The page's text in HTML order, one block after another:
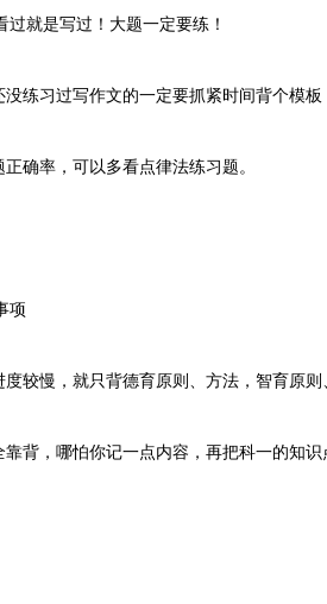
过就是写过！大题一定要练！
习过写作文的一定要抓紧时间背个模板
率，可以多看点律法练习题。
项
慢，就只背德育原则、方法，智育原则
，哪怕你记一点内容，再把科一的知识